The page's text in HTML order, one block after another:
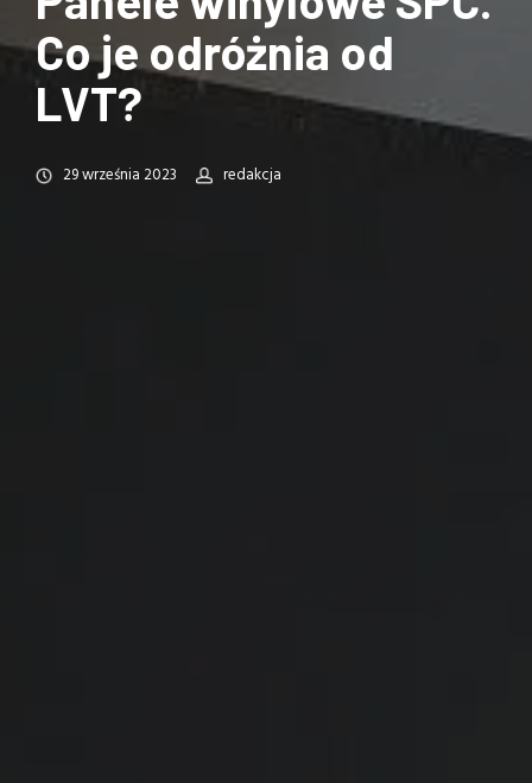
Co je odróżnia od
LVT?
29 września 2023 redakcja